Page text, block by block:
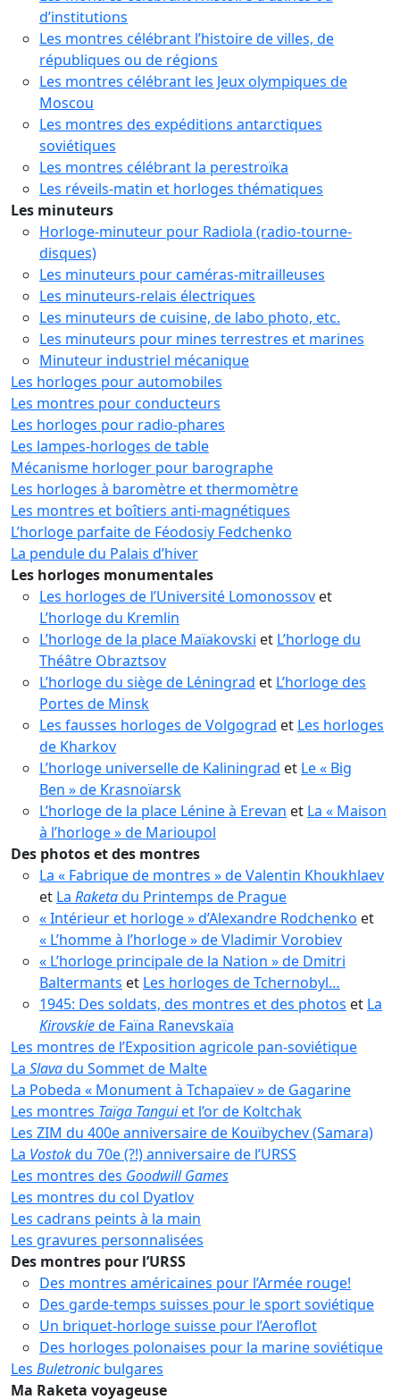
d’institutions
Les montres célébrant l’histoire de villes, de
républiques ou de régions
Les montres célébrant les Jeux olympiques de
Moscou
Les montres des expéditions antarctiques
soviétiques
Les montres célébrant la perestroïka
Les réveils-matin et horloges thématiques
Les minuteurs
Horloge-minuteur pour Radiola (radio-tourne-
disques)
Les minuteurs pour caméras-mitrailleuses
Les minuteurs-relais électriques
Les minuteurs de cuisine, de labo photo, etc.
Les minuteurs pour mines terrestres et marines
Minuteur industriel mécanique
Les horloges pour automobiles
Les montres pour conducteurs
Les horloges pour radio-phares
Les lampes-horloges de table
Mécanisme horloger pour barographe
Les horloges à baromètre et thermomètre
Les montres et boîtiers anti-magnétiques
L’horloge parfaite de Féodosiy Fedchenko
La pendule du Palais d’hiver
Les horloges monumentales
Les horloges de l’Université Lomonossov et
L’horloge du Kremlin
L’horloge de la place Maïakovski et L’horloge du
Théâtre Obraztsov
L’horloge du siège de Léningrad et L’horloge des
Portes de Minsk
Les fausses horloges de Volgograd et Les horloges
de Kharkov
L’horloge universelle de Kaliningrad et Le « Big
Ben » de Krasnoïarsk
L’horloge de la place Lénine à Erevan et La « Maison
à l’horloge » de Marioupol
Des photos et des montres
La « Fabrique de montres » de Valentin Khoukhlaev
et La Raketadu Printemps de Prague
« Intérieur et horloge » d’Alexandre Rodchenko et
« L’homme à l’horloge » de Vladimir Vorobiev
« L’horloge principale de la Nation » de Dmitri
Baltermants et Les horloges de Tchernobyl…
1945: Des soldats, des montres et des photos et La
Kirovskiede Faïna Ranevskaïa
Les montres de l’Exposition agricole pan-soviétique
La Slavadu Sommet de Malte
La Pobeda « Monument à Tchapaïev » de Gagarine
Les montres Taïga Tanguiet l’or de Koltchak
Les ZIM du 400e anniversaire de Kouïbychev (Samara)
La Vostokdu 70e (?!) anniversaire de l’URSS
Les montres des Goodwill Games
Les montres du col Dyatlov
Les cadrans peints à la main
Les gravures personnalisées
Des montres pour l’URSS
Des montres américaines pour l’Armée rouge!
Des garde-temps suisses pour le sport soviétique
Un briquet-horloge suisse pour l’Aeroflot
Des horloges polonaises pour la marine soviétique
Les Buletronicbulgares
Ma Raketa voyageuse